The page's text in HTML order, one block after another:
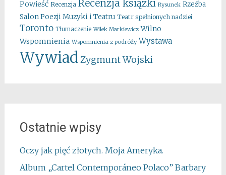
Powieść Recenzja Recenzja ksiązki Rysunek Rzeźba
Salon Poezji Muzyki i Teatru Teatr spełnionych nadziei
Toronto Tłumaczenie Wilek Markiewicz Wilno
Wspomnienia Wspomnienia z podróży Wystawa
WywiadZygmunt Wojski
Ostatnie wpisy
Oczy jak pięć złotych. Moja Ameryka.
Album „Cartel Contemporáneo Polaco” Barbary